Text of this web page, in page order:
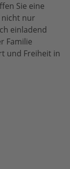
Sie eine
nicht nur
einladend
Familie
und Freiheit in